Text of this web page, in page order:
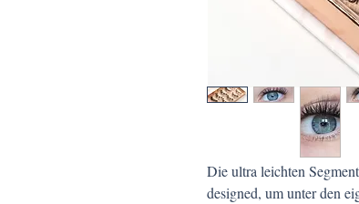
Die ultra leichten
designed, um unter den